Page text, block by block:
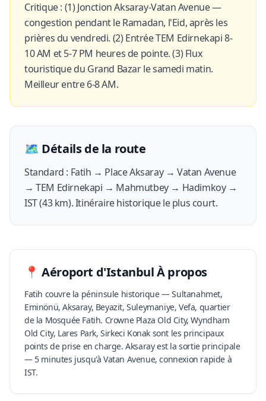
Critique : (1) Jonction Aksaray-Vatan Avenue —
congestion pendant le Ramadan, l'Eid, après les
prières du vendredi. (2) Entrée TEM Edirnekapi 8-
10 AM et 5-7 PM heures de pointe. (3) Flux
touristique du Grand Bazar le samedi matin.
Meilleur entre 6-8 AM.
🗺️ Détails de la route
Standard : Fatih → Place Aksaray → Vatan Avenue
→ TEM Edirnekapi → Mahmutbey → Hadimkoy →
IST (43 km). Itinéraire historique le plus court.
📍Aéroport d'IstanbulÀ propos
Fatih couvre la péninsule historique — Sultanahmet,
Eminönü, Aksaray, Beyazit, Suleymaniye, Vefa, quartier
de la Mosquée Fatih. Crowne Plaza Old City, Wyndham
Old City, Lares Park, Sirkeci Konak sont les principaux
points de prise en charge. Aksaray est la sortie principale
— 5 minutes jusqu'à Vatan Avenue, connexion rapide à
IST.